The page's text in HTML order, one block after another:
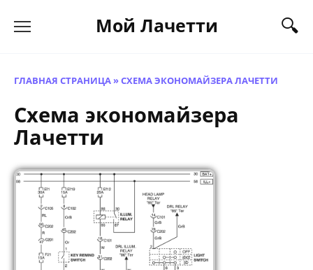
Мой Лачетти
ГЛАВНАЯ СТРАНИЦА»СХЕМА ЭКОНОМАЙЗЕРА ЛАЧЕТТИ
Схема экономайзера
Лачетти